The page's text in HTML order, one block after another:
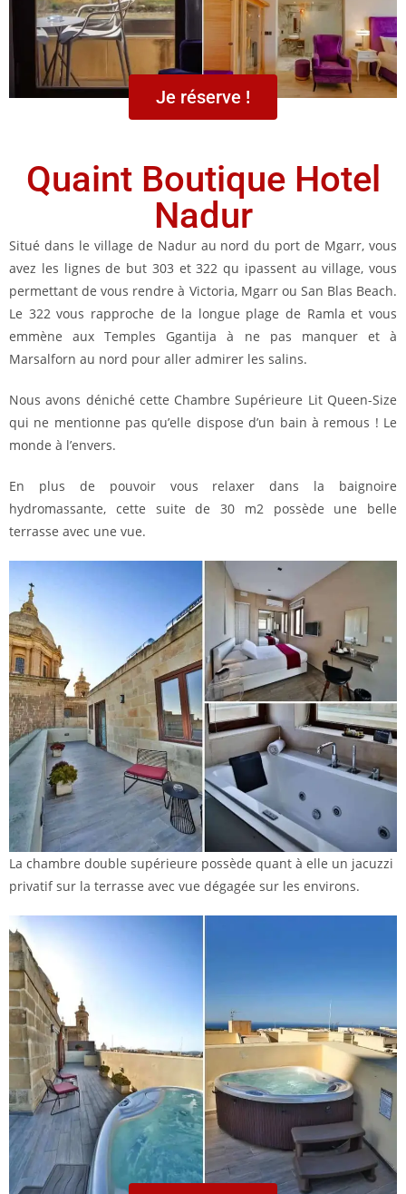
Je réserve !
Quaint Boutique Hotel
Nadur
Situé dans le village de Nadur au nord du port de Mgarr, vous
avez les lignes de but 303 et 322 qu ipassent au village, vous
permettant de vous rendre à Victoria, Mgarr ou San Blas Beach.
Le 322 vous rapproche de la longue plage de Ramla et vous
emmène aux Temples Ggantija à ne pas manquer et à
Marsalforn au nord pour aller admirer les salins.
Nous avons déniché cette Chambre Supérieure Lit Queen-Size
qui ne mentionne pas qu’elle dispose d’un bain à remous ! Le
monde à l’envers.
En plus de pouvoir vous relaxer dans la baignoire
hydromassante, cette suite de 30 m2 possède une belle
terrasse avec une vue.
La chambre double supérieure possède quant à elle un jacuzzi
privatif sur la terrasse avec vue dégagée sur les environs.